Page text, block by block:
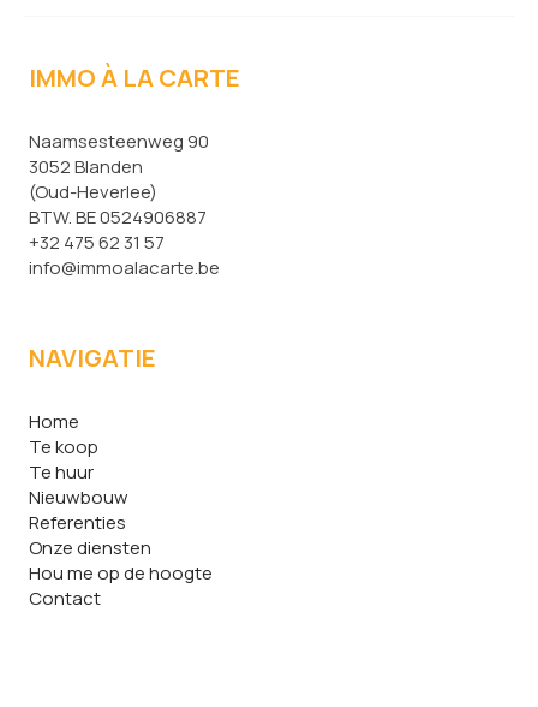
IMMO À LA CARTE
Naamsesteenweg 90
3052 Blanden
(Oud-Heverlee)
BTW. BE 0524906887
+32 475 62 31 57
info@immoalacarte.be
NAVIGATIE
Home
Te koop
Te huur
Nieuwbouw
Referenties
Onze diensten
Hou me op de hoogte
Contact